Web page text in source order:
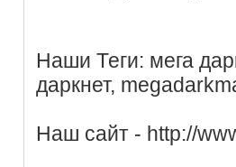
Наши Теги: мега
даркнет,
Наш сайт - http://